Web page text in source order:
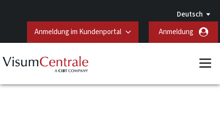
Deutsch
Anmeldung im Kundenportal
Anmeldung